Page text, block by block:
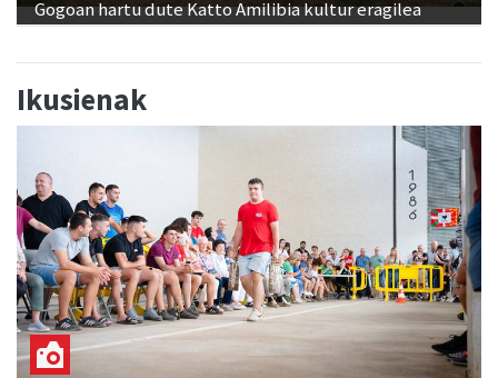
Gogoan hartu dute Katto Amilibia kultur eragilea
Ikusienak